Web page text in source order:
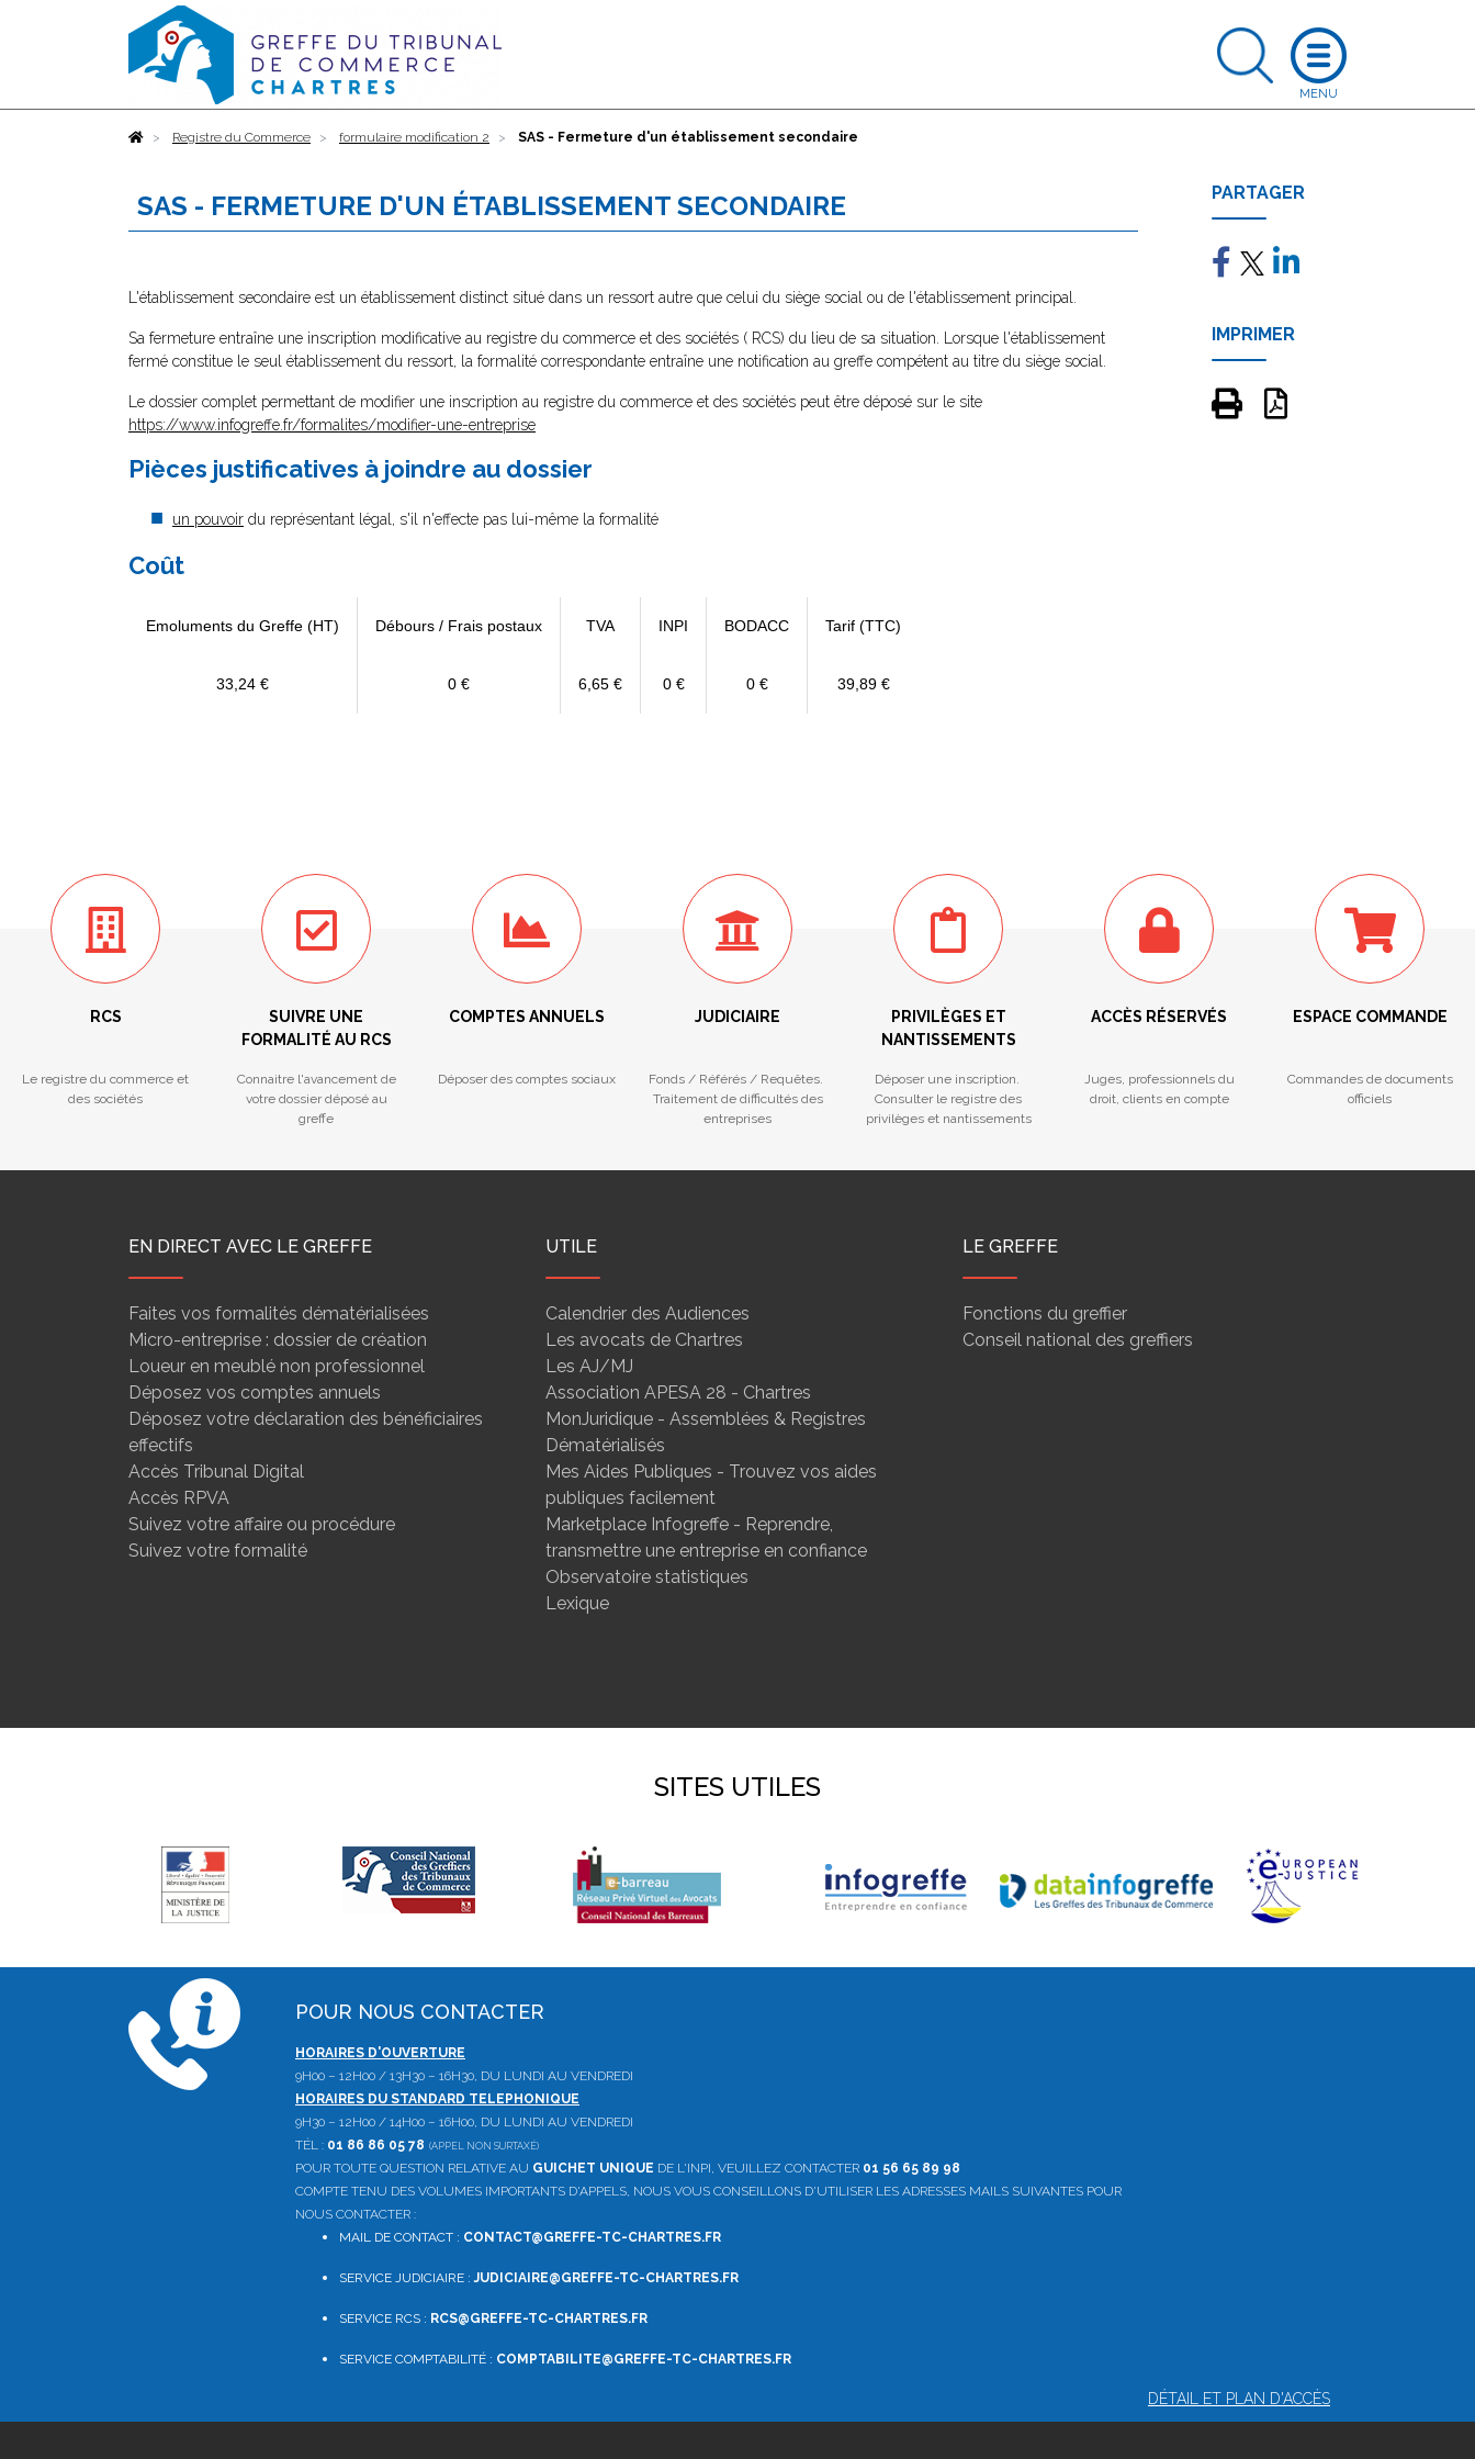
AccueilRegistre du Commerce formulaire modification 2 SAS - Fermeture d'un établissement secondaire
SAS - FERMETURE D'UN ÉTABLISSEMENT SECONDAIRE
L'établissement secondaire est un établissement distinct situé dans un ressort autre que celui du siège social ou de l'établissement principal.
Sa fermeture entraîne une inscription modificative au registre du commerce et des sociétés ( RCS) du lieu de sa situation. Lorsque l'établissement
fermé constitue le seul établissement du ressort, la formalité correspondante entraîne une notification au greffe compétent au titre du siège social.
Le dossier complet permettant de modifier une inscription au registre du commerce et des sociétés peut être déposé sur le site
https://www.infogreffe.fr/formalites/modifier-une-entreprise
Pièces justificatives à joindre au dossier
un pouvoir du représentant légal, s'il n'effecte pas lui-même la formalité
Coût
Emoluments du Greffe (HT) Débours / Frais postaux TVA INPI BODACC Tarif (TTC)
33,24 € 0 € 6,65 € 0 € 0 € 39,89 €
PARTAGER
IMPRIMER
RCS
Le registre du commerce et
des sociétés
SUIVRE UNE
FORMALITÉ AU RCS
Connaitre l'avancement de
votre dossier déposé au
greffe
COMPTES ANNUELS
Déposer des comptes sociaux
JUDICIAIRE
Fonds / Référés / Requêtes.
Traitement de difficultés des
entreprises
PRIVILÈGES ET
NANTISSEMENTS
Déposer une inscription.
Consulter le registre des
privilèges et nantissements
ACCÈS RÉSERVÉS
Juges, professionnels du
droit, clients en compte
ESPACE COMMANDE
Commandes de documents
officiels
EN DIRECT AVEC LE GREFFE
Faites vos formalités dématérialisées
Micro-entreprise : dossier de création
Loueur en meublé non professionnel
Déposez vos comptes annuels
Déposez votre déclaration des bénéficiaires
effectifs
Accès Tribunal Digital
Accès RPVA
Suivez votre affaire ou procédure
Suivez votre formalité
UTILE
Calendrier des Audiences
Les avocats de Chartres
Les AJ/MJ
Association APESA 28 - Chartres
MonJuridique - Assemblées & Registres
Dématérialisés
Mes Aides Publiques - Trouvez vos aides
publiques facilement
Marketplace Infogreffe - Reprendre,
transmettre une entreprise en confiance
Observatoire statistiques
Lexique
LE GREFFE
Fonctions du greffier
Conseil national des greffiers
SITES UTILES
POUR NOUS CONTACTER
HORAIRES D'OUVERTURE
9H00 – 12H00 / 13H30 – 16H30, DU LUNDI AU VENDREDI
HORAIRES DU STANDARD TELEPHONIQUE
9H30 – 12H00 / 14H00 – 16H00, DU LUNDI AU VENDREDI
TÉL : 01 86 86 05 78 (APPEL NON SURTAXÉ)
POUR TOUTE QUESTION RELATIVE AU GUICHET UNIQUE DE L'INPI, VEUILLEZ CONTACTER 01 56 65 89 98
COMPTE TENU DES VOLUMES IMPORTANTS D'APPELS, NOUS VOUS CONSEILLONS D'UTILISER LES ADRESSES MAILS SUIVANTES POUR
NOUS CONTACTER :
MAIL DE CONTACT : CONTACT@GREFFE-TC-CHARTRES.FR
SERVICE JUDICIAIRE :JUDICIAIRE@GREFFE-TC-CHARTRES.FR
SERVICE RCS : RCS@GREFFE-TC-CHARTRES.FR
SERVICE COMPTABILITÉ : COMPTABILITE@GREFFE-TC-CHARTRES.FR
DÉTAIL ET PLAN D'ACCÈS